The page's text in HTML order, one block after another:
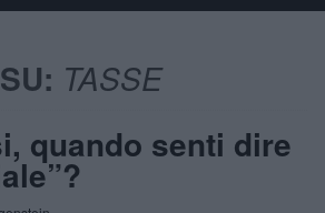
TASSE
quando senti dire